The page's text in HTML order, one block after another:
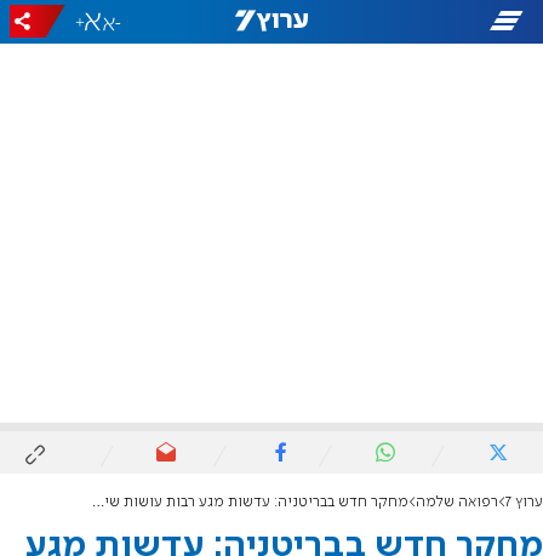
-
+
ערוץ 7 רפואה שלמה מחקר חדש בבריטניה: עדשות מגע רבות עושות שימוש בחומר מסרטן
מחקר חדש בבריטניה: עדשות מגע